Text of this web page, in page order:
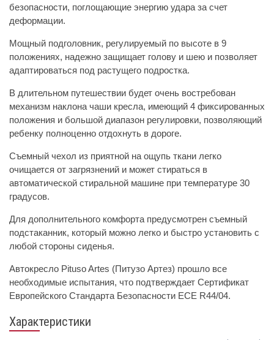
безопасности, поглощающие энергию удара за счет
деформации.
Мощный подголовник, регулируемый по высоте в 9
положениях, надежно защищает голову и шею и позволяет
адаптироваться под растущего подростка.
В длительном путешествии будет очень востребован
механизм наклона чаши кресла, имеющий 4 фиксированных
положения и большой диапазон регулировки, позволяющий
ребенку полноценно отдохнуть в дороге.
Съемный чехол из приятной на ощупь ткани легко
очищается от загрязнений и может стираться в
автоматической стиральной машине при температуре 30
градусов.
Для дополнительного комфорта предусмотрен съемный
подстаканник, который можно легко и быстро установить с
любой стороны сиденья.
Автокресло Pituso Artes (Питузо Артез) прошло все
необходимые испытания, что подтверждает Сертификат
Европейского Стандарта Безопасности ЕCE R44/04.
Характеристики